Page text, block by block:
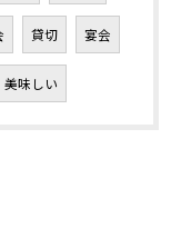
貸切 宴会
美味しい